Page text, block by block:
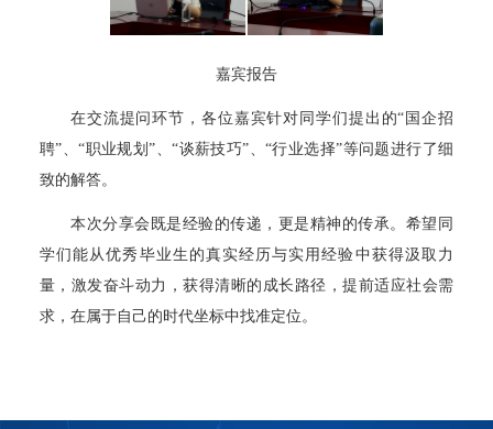
嘉宾报告
在交流提问环节，各位嘉宾针对同学们提出的“国企招
聘”、“职业规划”、“谈薪技巧”、“行业选择”等问题进行了细
致的解答。
本次分享会既是经验的传递，更是精神的传承。希望同
学们能从优秀毕业生的真实经历与实用经验中获得汲取力
量，激发奋斗动力，获得清晰的成长路径，提前适应社会需
求，在属于自己的时代坐标中找准定位。